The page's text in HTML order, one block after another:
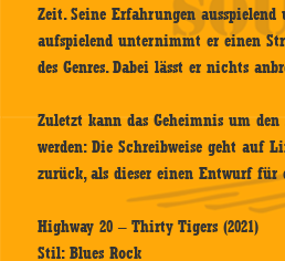
Zeit. Seine Erfahrungen
aufspielend unternimmt er einen
des Genres. Dabei lässt er nichts
Zuletzt kann das Geheimnis um
werden: Die Schreibweise geht auf
zurück, als dieser einen Entwurf für
Highway 20 – Thirty Tigers (2021)
Stil: Blues Rock